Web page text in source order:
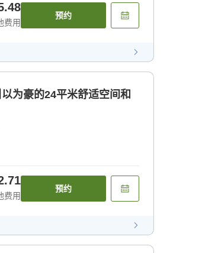
费用
预约
为豪的24平米舒适空间和
费用
预约